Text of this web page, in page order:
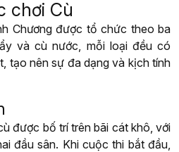
chơi Cù
Chương được tổ chức theo ba
và cù nước, mỗi loại đều có
tạo nên sự đa dạng và kịch tính
được bố trí trên bãi cát khô, với
đầu sân. Khi cuộc thi bắt đầu,